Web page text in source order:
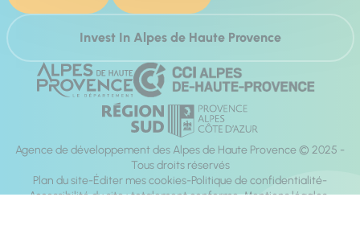
Invest In Alpes de Haute Provence
Agence de développement des Alpes de Haute Provence © 2025 -
Tous droits réservés
Plan du site Éditer mes cookies Politique de confidentialité
Accessibilité du site : totalement conforme Mentions légales